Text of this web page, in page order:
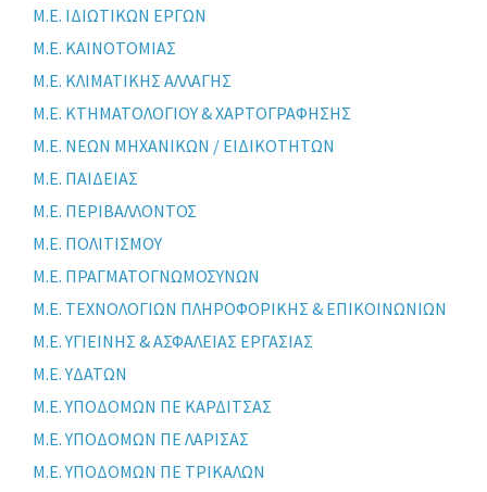
Μ.Ε. ΙΔΙΩΤΙΚΩΝ ΕΡΓΩΝ
Μ.Ε. ΚΑΙΝΟΤΟΜΙΑΣ
Μ.Ε. ΚΛΙΜΑΤΙΚΗΣ ΑΛΛΑΓΗΣ
Μ.Ε. ΚΤΗΜΑΤΟΛΟΓΙΟΥ & ΧΑΡΤΟΓΡΑΦΗΣΗΣ
Μ.Ε. ΝΕΩΝ ΜΗΧΑΝΙΚΩΝ / ΕΙΔΙΚΟΤΗΤΩΝ
Μ.Ε. ΠΑΙΔΕΙΑΣ
Μ.Ε. ΠΕΡΙΒΑΛΛΟΝΤΟΣ
Μ.Ε. ΠΟΛΙΤΙΣΜΟΥ
Μ.Ε. ΠΡΑΓΜΑΤΟΓΝΩΜΟΣΥΝΩΝ
Μ.Ε. ΤΕΧΝΟΛΟΓΙΩΝ ΠΛΗΡΟΦΟΡΙΚΗΣ & ΕΠΙΚΟΙΝΩΝΙΩΝ
Μ.Ε. ΥΓΙΕΙΝΗΣ & ΑΣΦΑΛΕΙΑΣ ΕΡΓΑΣΙΑΣ
Μ.Ε. ΥΔΑΤΩΝ
Μ.Ε. ΥΠΟΔΟΜΩΝ ΠΕ ΚΑΡΔΙΤΣΑΣ
Μ.Ε. ΥΠΟΔΟΜΩΝ ΠΕ ΛΑΡΙΣΑΣ
Μ.Ε. ΥΠΟΔΟΜΩΝ ΠΕ ΤΡΙΚΑΛΩΝ